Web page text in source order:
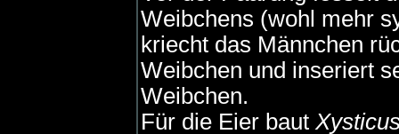
Weibchens (wohl mehr
kriecht das Männchen
Weibchen und inseriert
Weibchen.
Für die Eier baut